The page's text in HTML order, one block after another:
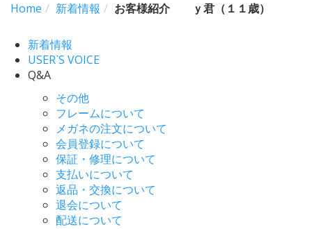
Home 新着情報 お客様紹介 ｙ君（１１歳）
新着情報
USER`S VOICE
Q&A
その他
フレームについて
メガネの注文について
会員登録について
保証・修理について
支払いについて
返品・交換について
退会について
配送について